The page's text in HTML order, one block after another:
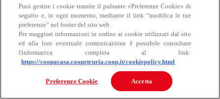
Bovino
Puoi gestire i cookie tramite il pulsante «Preferenze Cookie» di
seguito e, in ogni momento, mediante il link “modifica le tue
preferenze” nel footer del sito web.
Per maggiori informazioni in ordine ai cookie utilizzati dal sito
ed alla loro eventuale comunicazione è possibile consultare
l'informativa completa al link:
https://coopacasa.coopetruria.coop.it/cookiepolicy.html
Preferenze Cookie Accetta